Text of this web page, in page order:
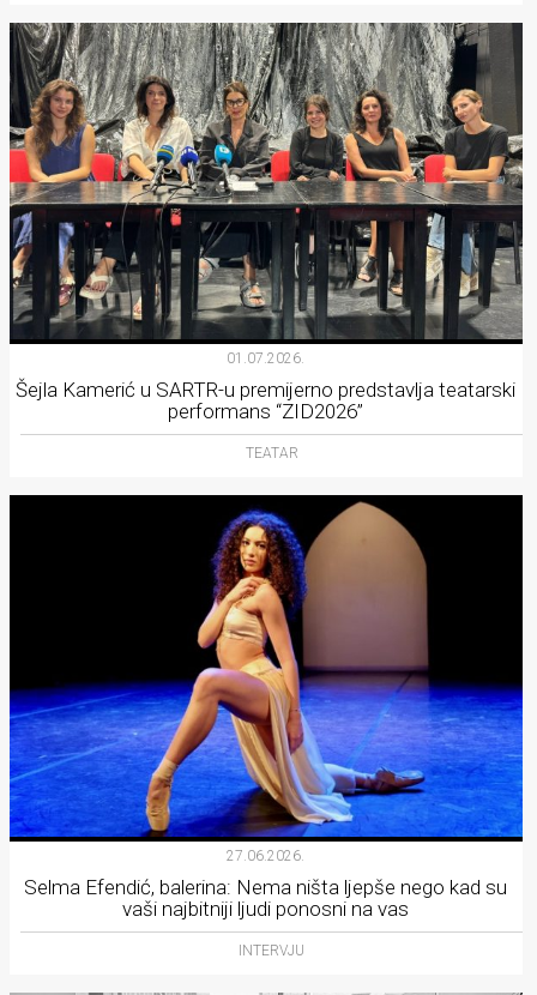
01.07.2026.
Šejla Kamerić u SARTR-u premijerno predstavlja teatarski
performans “ZID2026”
TEATAR
27.06.2026.
Selma Efendić, balerina: Nema ništa ljepše nego kad su
vaši najbitniji ljudi ponosni na vas
INTERVJU